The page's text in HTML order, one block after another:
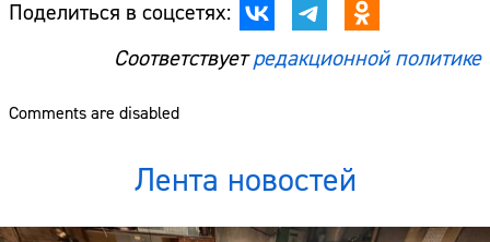
Поделиться в соцсетях:
Соответствуетредакционной политике
Comments are disabled
Лента новостей